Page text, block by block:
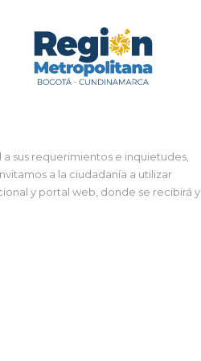
sus requerimientos e inquietudes,
a la ciudadanía a utilizar
y portal web, donde se recibirá y